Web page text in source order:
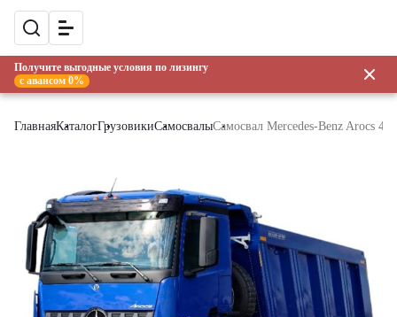
Получите выгодные условия по лизингу
с авансом 0%
ГлавнаяКаталогГрузовикиСамосвалыСамосвал Mercedes-Benz Arocs